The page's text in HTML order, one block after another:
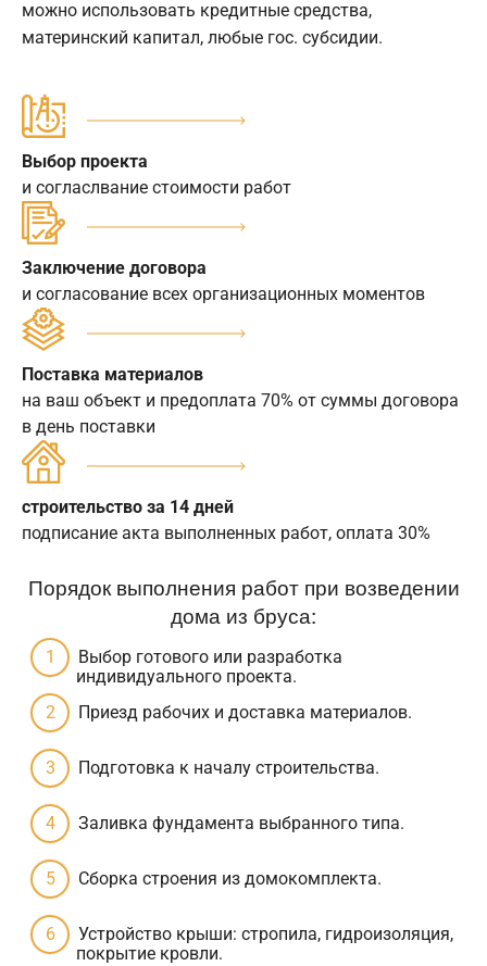
можно использовать кредитные средства,
материнский капитал, любые гос. субсидии.
Выбор проекта
и согласлвание стоимости работ
Заключение договора
и согласование всех организационных моментов
Поставка материалов
на ваш объект и предоплата 70% от суммы договора
в день поставки
строительство за 14 дней
подписание акта выполненных работ, оплата 30%
Порядок выполнения работ при возведении
дома из бруса:
Выбор готового или разработка
индивидуального проекта.
Приезд рабочих и доставка материалов.
Подготовка к началу строительства.
Заливка фундамента выбранного типа.
Сборка строения из домокомплекта.
Устройство крыши: стропила, гидроизоляция,
покрытие кровли.